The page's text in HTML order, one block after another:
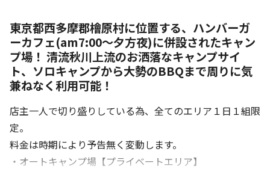
東京都西多摩郡檜原村に位置する、ハンバーガ
ーカフェ(am7:00〜夕方夜)に併設されたキャン
プ場！ 清流秋川上流のお洒落なキャンプサイ
ト、ソロキャンプから大勢のBBQまで周りに気
兼ねなく利用可能！
店主一人で切り盛りしている為、全てのエリア１日１組限
定。
料金は時期により予告無く変動します。
・オートキャンプ場【プライベートエリア】